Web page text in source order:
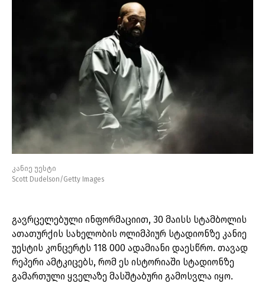
კანიე უესტი
Scott Dudelson/Getty Images
გავრცელებული ინფორმაციით, 30 მაისს სტამბოლის
ათათურქის სახელობის ოლიმპიურ სტადიონზე კანიე
უესტის კონცერტს 118 000 ადამიანი დაესწრო. თავად
რეპერი ამტკიცებს, რომ ეს ისტორიაში სტადიონზე
გამართული ყველაზე მასშტაბური გამოსვლა იყო.